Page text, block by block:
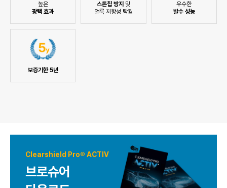
높은
광택 효과
스톤칩 방지 및
얼룩 저항성 탁월
우수한
발수 성능
보증기한 5년
Clearshield Pro® ACTIV
브로슈어